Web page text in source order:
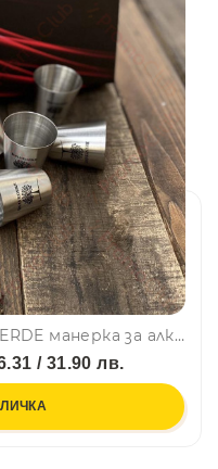
Подаръчен комплект BELVERDE манерка за алкохол с 4 шота+фунийка, DJH0112
/ 31.90 лв.